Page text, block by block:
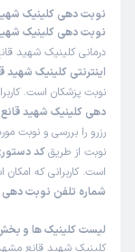
برخورد مناسب
پذیرش خوب
کاربر دکترتو
اینپزشکرا
زمان انتظار:بیش از 90
سلام خسته
نوبت دهی کلینیک
نوبت دهی کلینیک
درمانی کلینیک شهید
اینترنتی کلینیک شهید
نوبت پزشکان است.
دهی کلینیک شهید
رزرو را بررسی و نوبت
نوبت از طریقکد
است. کاربرانی که امکان
شماره تلفن نوبت
لیست کلینیک‌ ها و
کلینیک شهید قانع